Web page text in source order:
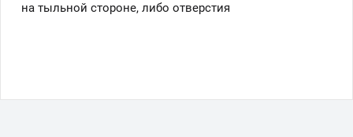
на тыльной стороне, либо отверстия